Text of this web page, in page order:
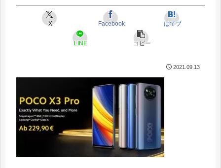
X Facebook はてブ
LINE コピー
2021.09.13